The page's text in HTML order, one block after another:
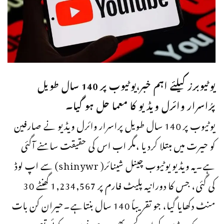
یوٹیوبرز کیلئے اہم خبر،یوٹیوب پر 140 سال طویل
پرُاسرار وائرل ویڈیو کا معما حل ہو گیا۔
یوٹیوب پر 140 سال طویل پراسرار وائرل ویڈیو نے صارفین
کو حیرت میں مبتلا کردیا ،مگر اب اس کی حقیقت سامنے آگئی
ہے۔یہ ویڈیو یوٹیوب چینل شینائر( shinywr) سے اپ لوڈ
کی گئی، جس کا دورانیہ پلیٹ فارم پر 1,234,567 گھنٹے 30
منٹ دکھایا گیا، جو تقریباً 140 سال بنتاہے۔حیران کن بات